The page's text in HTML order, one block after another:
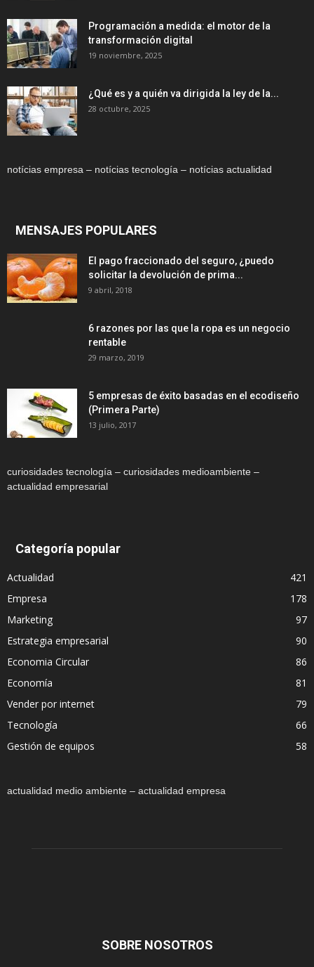
Programación a medida: el motor de la
transformación digital
19 noviembre, 2025
¿Qué es y a quién va dirigida la ley de la...
28 octubre, 2025
notícias empresa – notícias tecnología – notícias actualidad
MENSAJES POPULARES
El pago fraccionado del seguro, ¿puedo
solicitar la devolución de prima...
9 abril, 2018
6 razones por las que la ropa es un negocio
rentable
29 marzo, 2019
5 empresas de éxito basadas en el ecodiseño
(Primera Parte)
13 julio, 2017
curiosidades tecnología – curiosidades medioambiente –
actualidad empresarial
Categoría popular
Actualidad
421
Empresa
178
Marketing
97
Estrategia empresarial
90
Economia Circular
86
Economía
81
Vender por internet
79
Tecnología
66
Gestión de equipos
58
actualidad medio ambiente – actualidad empresa
SOBRE NOSOTROS